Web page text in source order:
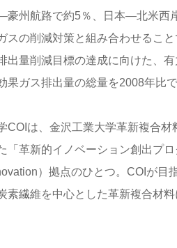
豪州航路で約5％、日本―北米西
スの削減対策と組み合わせるこ
出量削減目標の達成に向けた、
果ガス排出量の総量を2008年比
COIは、金沢工業大学革新複合
「革新的イノベーション創出プ
）拠点のひとつ。COIが
素繊維を中心とした革新複合材